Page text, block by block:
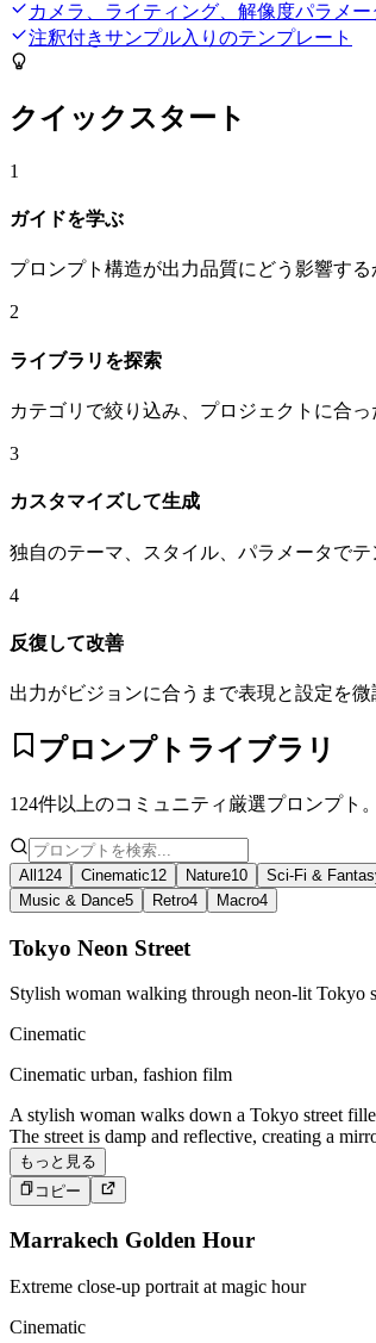
カメラ、ライティング、解像度パラメー
注釈付きサンプル入りのテンプレート
クイックスタート
1
ガイドを学ぶ
プロンプト構造が出力品質にどう影響する
2
ライブラリを探索
カテゴリで絞り込み、プロジェクトに合
3
カスタマイズして生成
独自のテーマ、スタイル、パラメータで
4
反復して改善
出力がビジョンに合うまで表現と設定を微
プロンプトライブラリ
124件以上のコミュニティ厳選プロンプト
All 124 Cinematic12 Nature10 Sci-Fi &
Music & Dance5 Retro4 Macro4
Tokyo Neon Street
Stylish woman walking through neon-lit Tokyo
Cinematic
Cinematic urban, fashion film
A stylish woman walks down a Tokyo street
The street is damp and reflective, creating a
もっと見る
コピー
Marrakech Golden Hour
Extreme close-up portrait at magic hour
Cinematic